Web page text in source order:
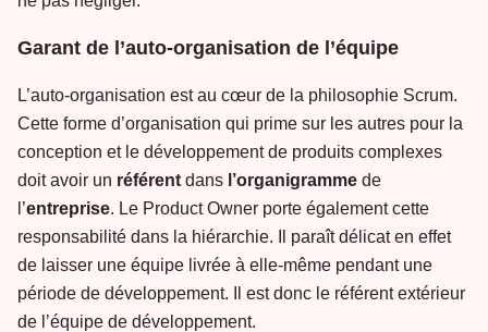
Garant de l’auto-organisation de l’équipe
L’auto-organisation est au cœur de la philosophie Scrum.
Cette forme d’organisation qui prime sur les autres pour la
conception et le développement de produits complexes
doit avoir un référent dans l’organigramme de
l’entreprise. Le Product Owner porte également cette
responsabilité dans la hiérarchie. Il paraît délicat en effet
de laisser une équipe livrée à elle-même pendant une
période de développement. Il est donc le référent extérieur
de l’équipe de développement.